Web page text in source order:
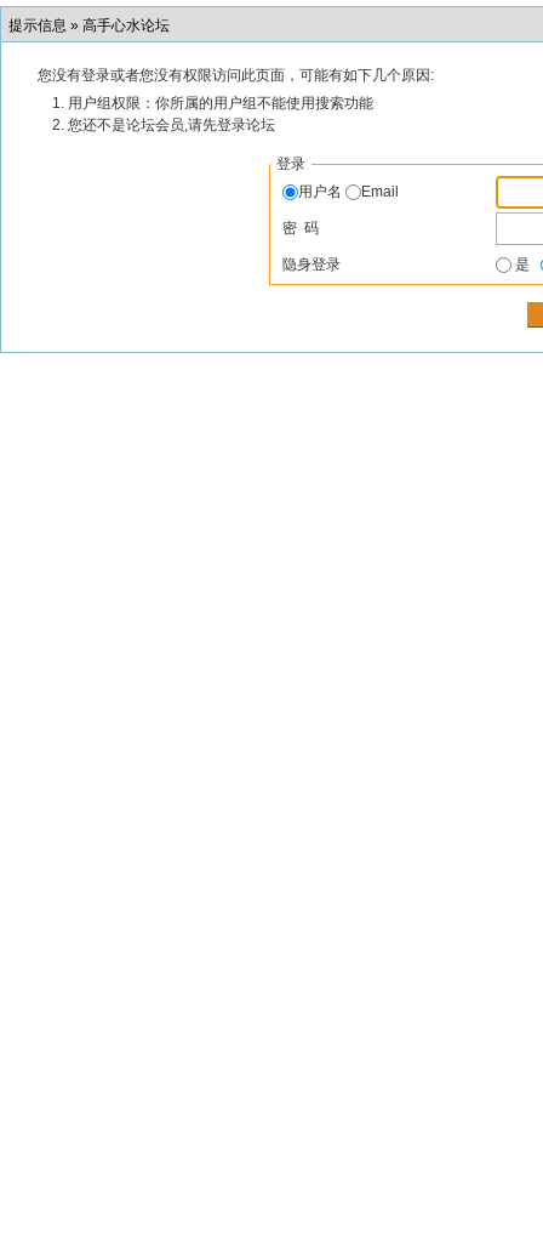
提示信息 » 高手心水论坛
您没有登录或者您没有权限访问此页面，可能有如下几个原因:
用户组权限：你所属的用户组不能使用搜索功能
您还不是论坛会员,请先登录论坛
登录
用户名
Email
密 码
隐身登录 是